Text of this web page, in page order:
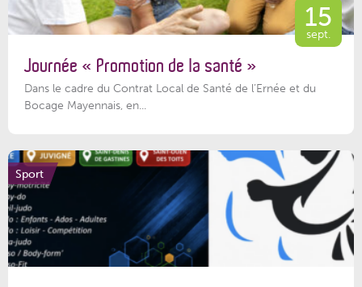
15
sept.
Journée « Promotion de la santé »
Dans le cadre du Contrat Local de Santé de l’Ernée et du
Bocage Mayennais, en...
Sport